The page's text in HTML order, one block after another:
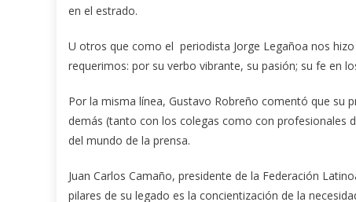
en el estrado.
U otros que como el periodista Jorge Legañoa nos
requerimos: por su verbo vibrante, su pasión; su fe en
Por la misma línea, Gustavo Robreño comentó que su
demás (tanto con los colegas como con profesionales
del mundo de la prensa.
Juan Carlos Camaño, presidente de la Federación
pilares de su legado es la concientización de la